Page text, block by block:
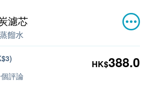
濾芯
餾水
評論
HK$388.0